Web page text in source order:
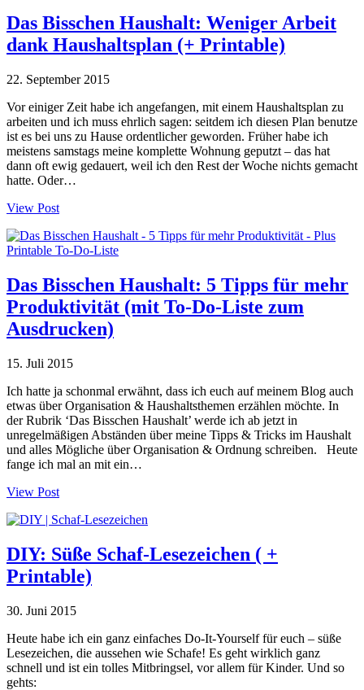
Das Bisschen Haushalt: Weniger Arbeit
dank Haushaltsplan (+ Printable)
22. September 2015
Vor einiger Zeit habe ich angefangen, mit einem Haushaltsplan zu
arbeiten und ich muss ehrlich sagen: seitdem ich diesen Plan benutze
ist es bei uns zu Hause ordentlicher geworden. Früher habe ich
meistens samstags meine komplette Wohnung geputzt – das hat
dann oft ewig gedauert, weil ich den Rest der Woche nichts gemacht
hatte. Oder…
View Post
Das Bisschen Haushalt: 5 Tipps für mehr
Produktivität (mit To-Do-Liste zum
Ausdrucken)
15. Juli 2015
Ich hatte ja schonmal erwähnt, dass ich euch auf meinem Blog auch
etwas über Organisation & Haushaltsthemen erzählen möchte. In
der Rubrik ‘Das Bisschen Haushalt’ werde ich ab jetzt in
unregelmäßigen Abständen über meine Tipps & Tricks im Haushalt
und alles Mögliche über Organisation & Ordnung schreiben. Heute
fange ich mal an mit ein…
View Post
DIY: Süße Schaf-Lesezeichen ( +
Printable)
30. Juni 2015
Heute habe ich ein ganz einfaches Do-It-Yourself für euch – süße
Lesezeichen, die aussehen wie Schafe! Es geht wirklich ganz
schnell und ist ein tolles Mitbringsel, vor allem für Kinder. Und so
gehts: